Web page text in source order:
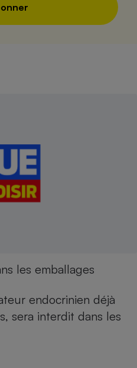
les emballages
endocrinien déjà
sera interdit dans les